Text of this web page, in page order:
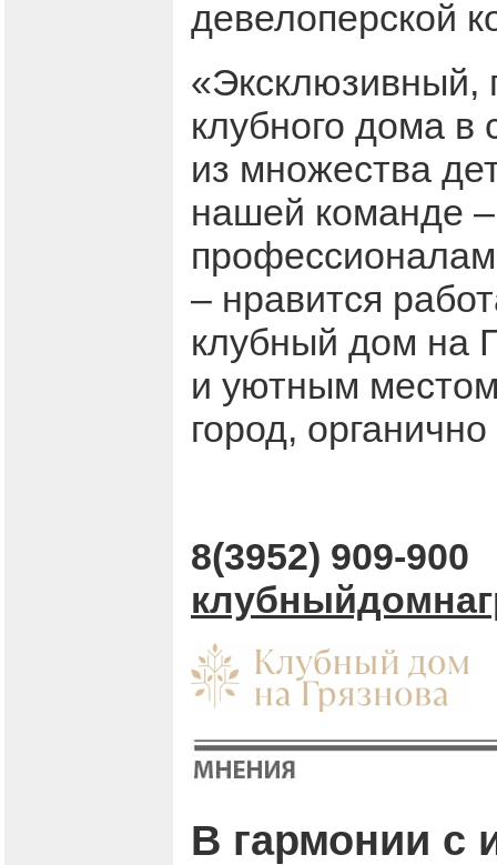
девелоперской
«Эксклюзивный,
клубного дома в
из множества
нашей команде
– нравится
клубный дом на
и уютным
город,
8(3952) 909-900
В гармонии с